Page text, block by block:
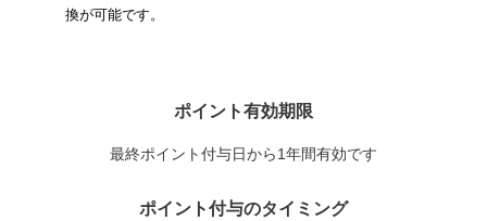
換が可能です。
ポイント有効期限
最終ポイント付与日から1年間有効です
ポイント付与のタイミング